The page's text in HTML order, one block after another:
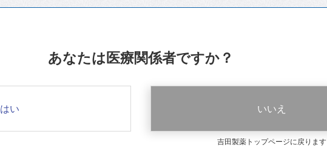
あなたは医療関係者ですか？
はい いいえ
吉田製薬トップページに戻ります